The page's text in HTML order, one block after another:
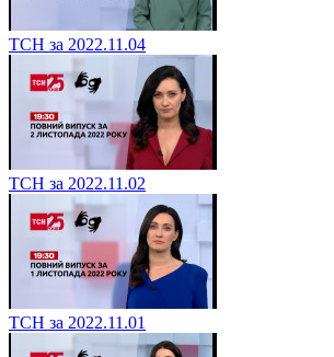
ТСН за 2022.11.04
ТСН за 2022.11.02
ТСН за 2022.11.01